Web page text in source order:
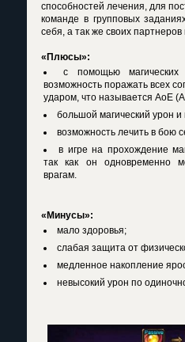
способностей лечения, для
команде в групповых
себя, а так же своих
«Плюсы»:
с помощью
возможность поражать всех
ударом, что называется AoE
большой магический урон и
возможность лечить в бою
в игре на прохождение
так как он одновременно
врагам.
«Минусы»:
мало здоровья;
слабая защита от
медленное накопление
невысокий урон по